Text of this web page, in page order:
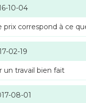
10-04
correspond à ce
02-19
travail bien fait
08-01